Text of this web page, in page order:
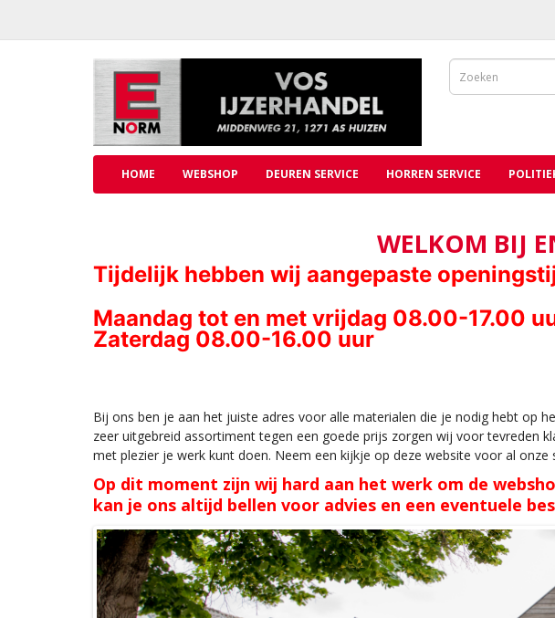
HOME WEBSHOP DEUREN SERVICE HORREN SERVICE
WELKOM BIJ
Tijdelijk hebben wij aangepaste
Maandag tot en met vrijdag 08.00-17.00
Zaterdag 08.00-16.00 uur
Bij ons ben je aan het juiste adres voor alle materialen die je nodig hebt op
zeer uitgebreid assortiment tegen een goede prijs zorgen wij voor tevreden
met plezier je werk kunt doen. Neem een kijkje op deze website voor al
Op dit moment zijn wij hard aan het werk om de
kan je ons altijd bellen voor advies en een eventuele